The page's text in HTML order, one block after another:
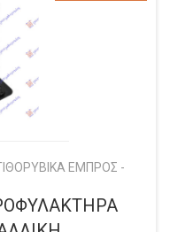
ΕΜΠΡΟΣ -